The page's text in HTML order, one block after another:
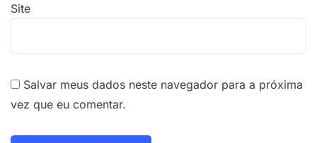
Site
Salvar meus dados neste navegador para a próxima
vez que eu comentar.